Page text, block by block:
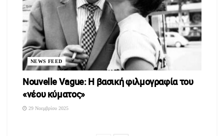
NEWS FEED
Nouvelle Vague: Η βασική φιλμογραφία του
«νέου κύματος»
29 Νοεμβρίου 2025